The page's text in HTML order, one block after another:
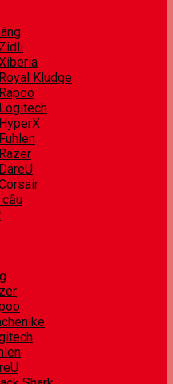
Kludge
cầu